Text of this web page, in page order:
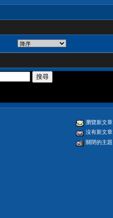
瀏覽新文章
沒有新文章
關閉的主題